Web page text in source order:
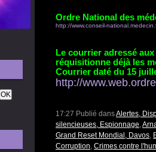
Ordre National des
http://www.conseil-
Le courrier adressé
réquisitionne déjà les
Courrier daté du 15
http://
17:27 Publié dansAlertes,
silencieuses, Espionnage,
Grand Reset Mondial, Davos,
Corruption, Crimes contre